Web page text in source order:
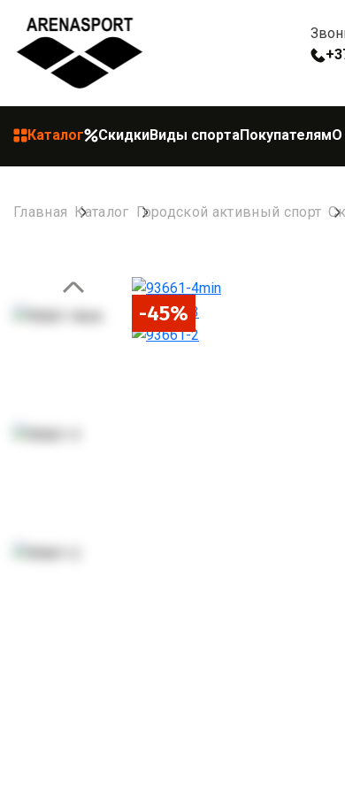
Каталог СкидкиВиды спортаПокупателямО
Главная Каталог Городской активный спорт
-45%